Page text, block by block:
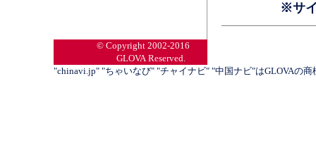
※サ
© Copyright 2002-2016
GLOVA Reserved.
"chinavi.jp" "ちゃいなび" "チャイナビ" "中国ナビ"はGLOVAの商